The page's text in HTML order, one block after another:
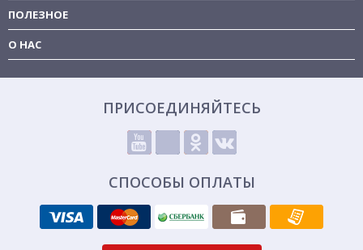
ПОЛЕЗНОЕ
О НАС
ПРИСОЕДИНЯЙТЕСЬ
СПОСОБЫ ОПЛАТЫ